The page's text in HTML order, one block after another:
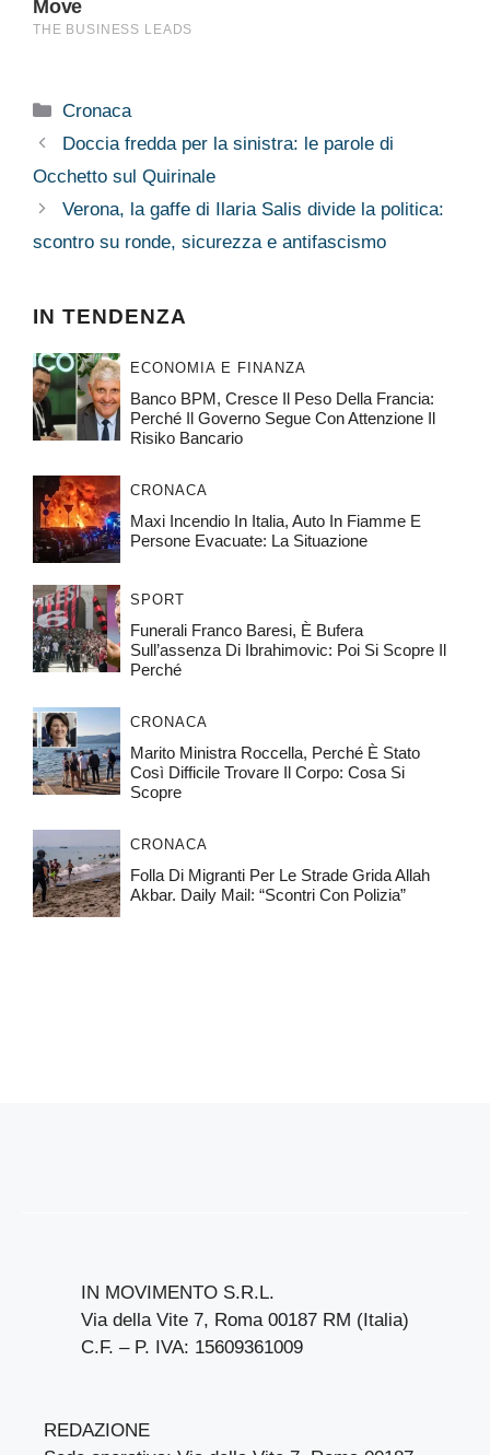
Categorie
Cronaca
Doccia fredda per la sinistra: le parole di
Occhetto sul Quirinale
Verona, la gaffe di Ilaria Salis divide la politica:
scontro su ronde, sicurezza e antifascismo
IN TENDENZA
ECONOMIA E FINANZA
Banco BPM, Cresce Il Peso Della Francia:
Perché Il Governo Segue Con Attenzione Il
Risiko Bancario
CRONACA
Maxi Incendio In Italia, Auto In Fiamme E
Persone Evacuate: La Situazione
SPORT
Funerali Franco Baresi, È Bufera
Sull’assenza Di Ibrahimovic: Poi Si Scopre Il
Perché
CRONACA
Marito Ministra Roccella, Perché È Stato
Così Difficile Trovare Il Corpo: Cosa Si
Scopre
CRONACA
Folla Di Migranti Per Le Strade Grida Allah
Akbar. Daily Mail: “Scontri Con Polizia”
IN MOVIMENTO S.R.L.
Via della Vite 7, Roma 00187 RM (Italia)
C.F. – P. IVA: 15609361009
REDAZIONE